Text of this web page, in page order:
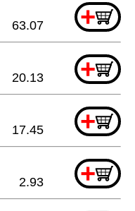
+
63.07
+
20.13
+
17.45
+
2.93